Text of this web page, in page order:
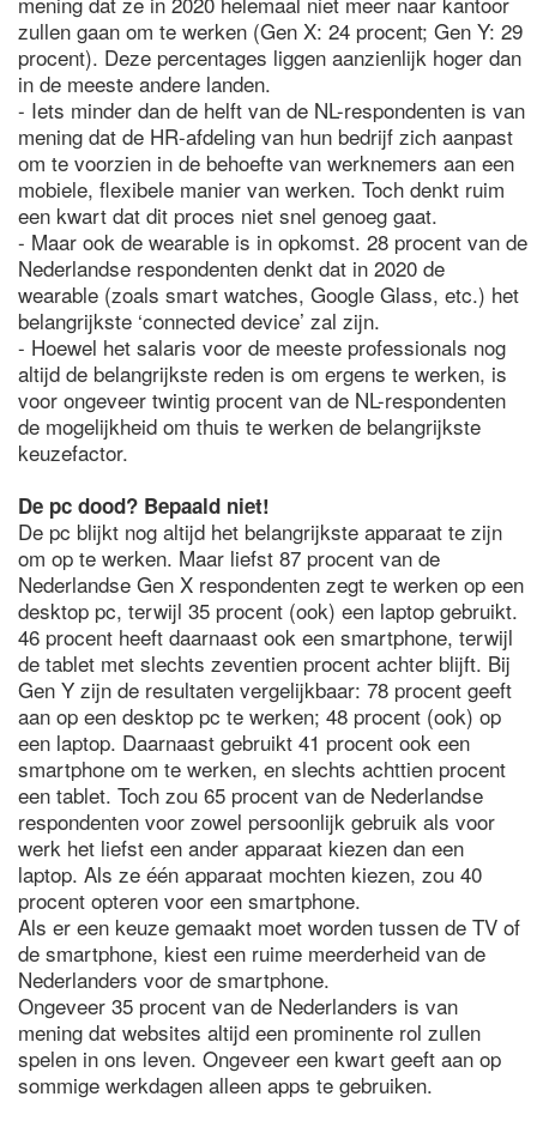
zullen gaan om te werken (Gen X: 24 procent; Gen Y: 29
procent). Deze percentages liggen aanzienlijk hoger dan
in de meeste andere landen.
- Iets minder dan de helft van de NL-respondenten is van
mening dat de HR-afdeling van hun bedrijf zich aanpast
om te voorzien in de behoefte van werknemers aan een
mobiele, flexibele manier van werken. Toch denkt ruim
een kwart dat dit proces niet snel genoeg gaat.
- Maar ook de wearable is in opkomst. 28 procent van de
Nederlandse respondenten denkt dat in 2020 de
wearable (zoals smart watches, Google Glass, etc.) het
belangrijkste ‘connected device’ zal zijn.
- Hoewel het salaris voor de meeste professionals nog
altijd de belangrijkste reden is om ergens te werken, is
voor ongeveer twintig procent van de NL-respondenten
de mogelijkheid om thuis te werken de belangrijkste
keuzefactor.
De pc dood? Bepaald niet!
De pc blijkt nog altijd het belangrijkste apparaat te zijn
om op te werken. Maar liefst 87 procent van de
Nederlandse Gen X respondenten zegt te werken op een
desktop pc, terwijl 35 procent (ook) een laptop gebruikt.
46 procent heeft daarnaast ook een smartphone, terwijl
de tablet met slechts zeventien procent achter blijft. Bij
Gen Y zijn de resultaten vergelijkbaar: 78 procent geeft
aan op een desktop pc te werken; 48 procent (ook) op
een laptop. Daarnaast gebruikt 41 procent ook een
smartphone om te werken, en slechts achttien procent
een tablet. Toch zou 65 procent van de Nederlandse
respondenten voor zowel persoonlijk gebruik als voor
werk het liefst een ander apparaat kiezen dan een
laptop. Als ze één apparaat mochten kiezen, zou 40
procent opteren voor een smartphone.
Als er een keuze gemaakt moet worden tussen de TV of
de smartphone, kiest een ruime meerderheid van de
Nederlanders voor de smartphone.
Ongeveer 35 procent van de Nederlanders is van
mening dat websites altijd een prominente rol zullen
spelen in ons leven. Ongeveer een kwart geeft aan op
sommige werkdagen alleen apps te gebruiken.